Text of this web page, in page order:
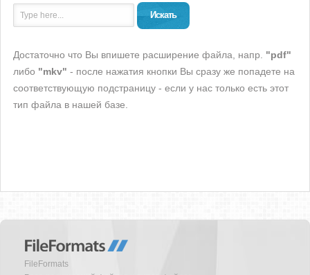
Искать
Достаточно что Вы впишете расширение файла, напр. "pdf"
либо "mkv" - после нажатия кнопки Вы сразу же попадете на
соответствующую подстраницу - если у нас только есть этот
тип файла в нашей базе.
FileFormats